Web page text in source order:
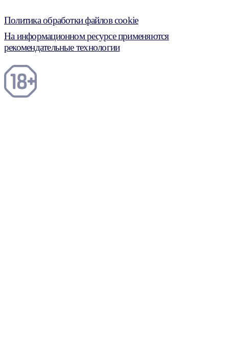
Политика обработки файлов cookie
На информационном ресурсе применяются
рекомендательные технологии